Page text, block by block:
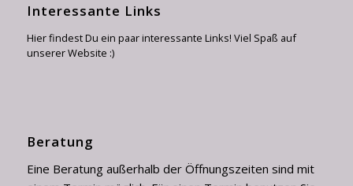
Interessante Links
Hier findest Du ein paar interessante Links! Viel Spaß auf
unserer Website :)
Beratung
Eine Beratung außerhalb der Öffnungszeiten sind mit